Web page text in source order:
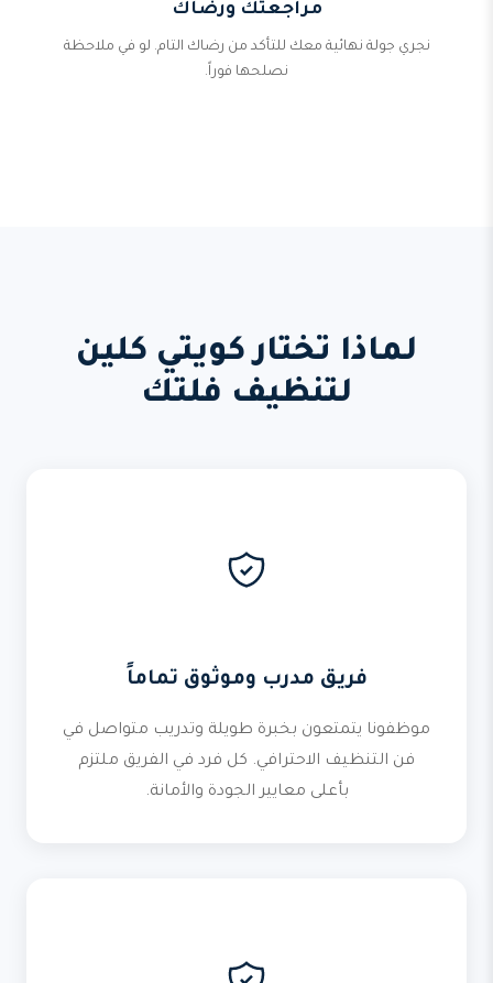
مراجعتك ورضاك
نجري جولة نهائية معك للتأكد من رضاك التام. لو في ملاحظة
نصلحها فوراً.
لماذا تختار كويتي كلين
لتنظيف فلتك
فريق مدرب وموثوق تماماً
موظفونا يتمتعون بخبرة طويلة وتدريب متواصل في
فن التنظيف الاحترافي. كل فرد في الفريق ملتزم
بأعلى معايير الجودة والأمانة.